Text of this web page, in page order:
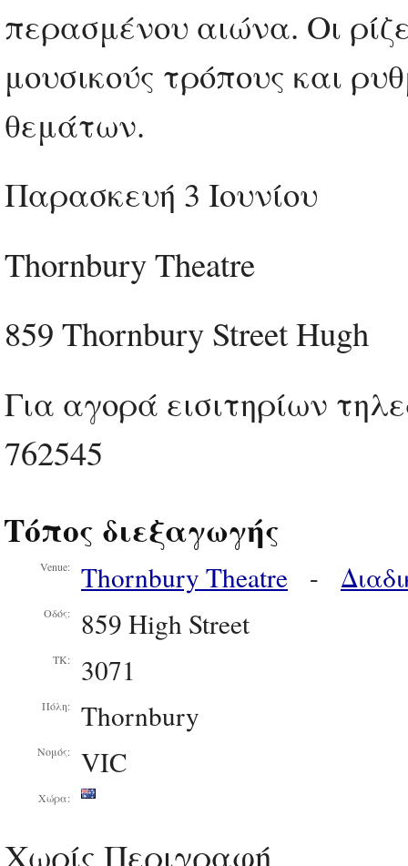
περασμένου αιώνα. Οι
μουσικούς τρόπους και
θεμάτων.
Παρασκευή 3 Ιουνίου
Thornbury Theatre
859 Thornbury Street Hugh
Για αγορά εισιτηρίων
762545
Τόπος διεξαγωγής
Venue: Thornbury Theatre -
Οδός: 859 High Street
ΤΚ: 3071
Πόλη: Thornbury
Νομός: VIC
Χώρα:
Χωρίς Περιγραφή